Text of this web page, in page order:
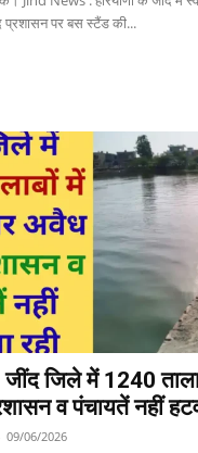
प्रशासन पर बस स्टैंड की...
जिले में 1240
व पंचायतें नहीं
09/06/2026